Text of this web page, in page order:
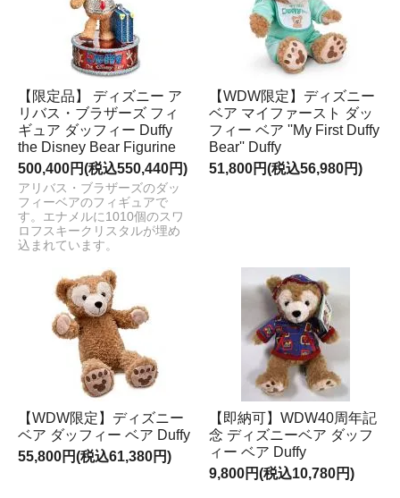
【限定品】 ディズニー ア
リバス・ブラザーズ フィ
ギュア ダッフィー Duffy
the Disney Bear Figurine
500,400円(税込550,440円)
アリバス・ブラザーズのダッ
フィーベアのフィギュアで
す。エナメルに1010個のスワ
ロフスキークリスタルが埋め
込まれています。
【WDW限定】ディズニー
ベア マイファースト ダッ
フィー ベア ''My First Duffy
Bear'' Duffy
51,800円(税込56,980円)
【WDW限定】ディズニー
ベア ダッフィー ベア Duffy
55,800円(税込61,380円)
【即納可】WDW40周年記
念 ディズニーベア ダッフ
ィー ベア Duffy
9,800円(税込10,780円)